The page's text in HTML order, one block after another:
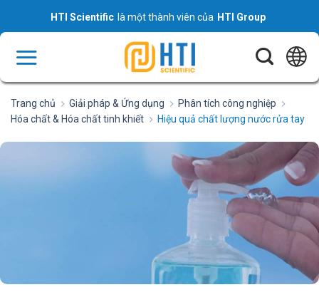
content
HTI Scientific là một thành viên của HTI Group
Trang chủ Giải pháp & Ứng dụng
Phân tích công nghiệp
Hóa chất & Hóa chất tinh khiết
Hiệu quả chất lượng nước rửa tay